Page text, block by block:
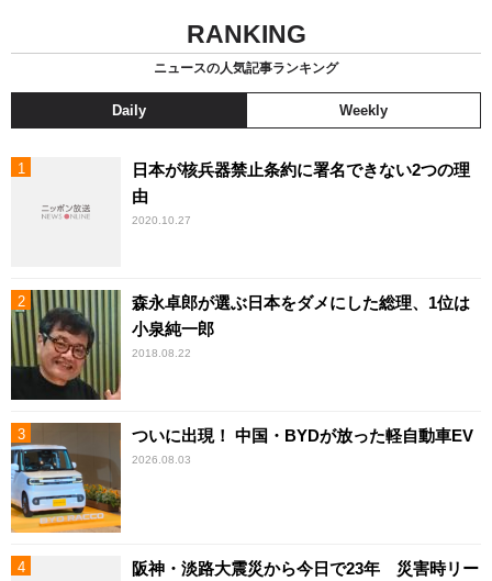
RANKING
ニュースの人気記事ランキング
Daily Weekly
日本が核兵器禁止条約に署名できない2つの理
由
2020.10.27
森永卓郎が選ぶ日本をダメにした総理、1位は
小泉純一郎
2018.08.22
ついに出現！ 中国・BYDが放った軽自動車EV
2026.08.03
阪神・淡路大震災から今日で23年 災害時リー